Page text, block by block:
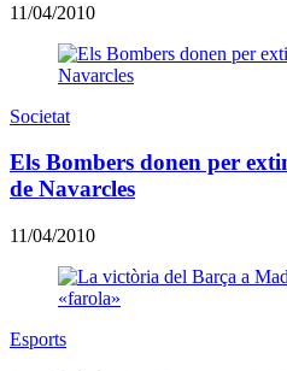
11/04/2010
Societat
Els Bombers donen per
de Navarcles
11/04/2010
Esports